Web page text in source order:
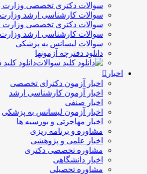
سوالات دکتری تخصصی وزارت
سوالات کارشناسی ارشد
سوالات دکتری تخصصی وزارت
سوالات کارشناسی ارشد
سوالات لیسانس به پزشکی
دانلود دفترچه آزمونها
دانلود
اخبار
اخبار آزمون دکترای تخصصی
اخبار آزمون کارشناسی ارشد
اخبار صنفی
اخبار آزمون لیسانس به پزشکی
اخبار مهاجرتی و بورسیه ها
مشاوره و برنامه ریزی
اخبار علمی و پژوهشی
مشاوره تخصصی دکتری
اخبار دانشگاهی
مشاوره تحصیلی